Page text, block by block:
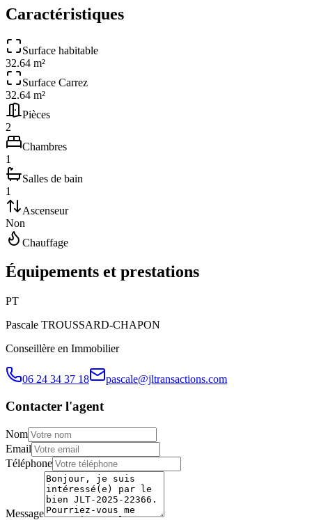
Caractéristiques
Surface habitable
32.64 m²
Surface Carrez
32.64 m²
Pièces
2
Chambres
1
Salles de bain
1
Ascenseur
Non
Chauffage
Équipements et prestations
PT
Pascale TROUSSARD-CHAPON
Conseillère en Immobilier
06 24 34 37 18 pascale@jltransactions.com
Contacter l'agent
Nom
Email
Téléphone
Message